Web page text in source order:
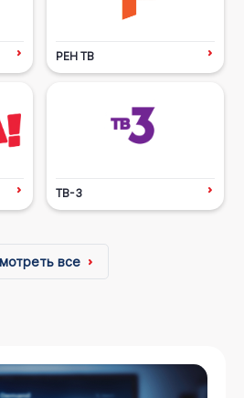
РЕН ТВ
ТВ-3
все